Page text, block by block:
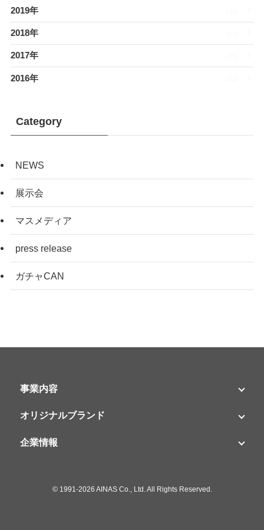
2019年
2018年
2017年
2016年
Category
NEWS
展示会
マスメディア
press release
ガチャCAN
事業内容
オリジナルブランド
企業情報
©1991-2026 AINAS Co., Ltd. All Rights Reserved.